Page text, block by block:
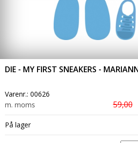
DIE - MY FIRST SNEAKERS -
Varenr.: 00626
m. moms
59,00
På lager